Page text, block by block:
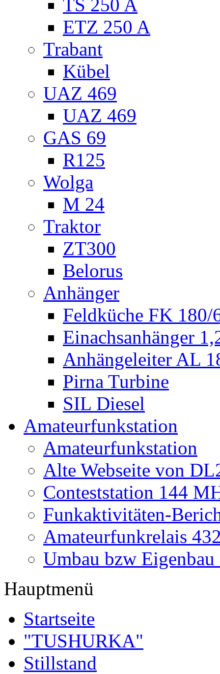
TS 250 A
ETZ 250 A
Trabant
Kübel
UAZ 469
UAZ 469
GAS 69
R125
Wolga
M 24
Traktor
ZT300
Belorus
Anhänger
Feldküche FK 180/
Einachsanhänger
Anhängeleiter AL
Pirna Turbine
SIL Diesel
Amateurfunkstation
Amateurfunkstation
Alte Webseite von
Conteststation 144
Funkaktivitäten-
Amateurfunkrelais
Umbau bzw
Hauptmenü
Startseite
"TUSHURKA"
Stillstand